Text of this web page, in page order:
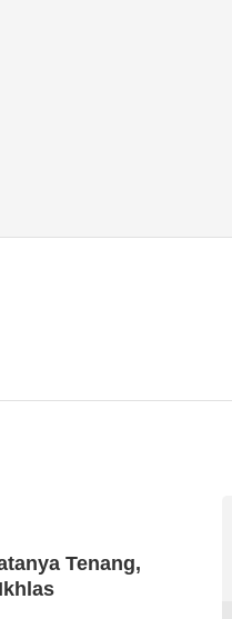
Tenang,